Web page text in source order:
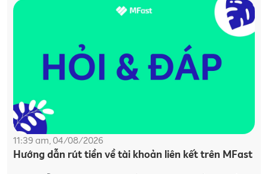
11:39 am, 04/08/2026
Hướng dẫn rút tiền về tài khoản liên kết trên MFast